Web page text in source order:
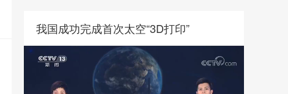
我国成功完成首次太空“3D打印”